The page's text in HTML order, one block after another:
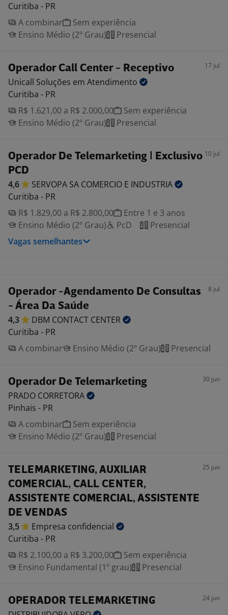
Curitiba - PR
A combinar
Sem experiência
Ensino Médio (2º Grau)
Presencial
Operador Call Center - Receptivo 17 jul
Unicall Soluções em Atendimento
Curitiba - PR
R$ 1.621,00 a R$ 2.000,00
Sem experiência
Ensino Médio (2º Grau)
Presencial
Operador De Telemarketing | Exclusivo
PCD
10 jul
4,6 SERVOPA SA COMERCIO E INDUSTRIA
Curitiba - PR
R$ 1.829,00 a R$ 2.800,00
Entre 1 e 3 anos
Ensino Médio (2º Grau)
PcD
Presencial
Vagas semelhantes
Operador -Agendamento De Consultas
- Área Da Saúde
8 jul
4,3 DBM CONTACT CENTER
Curitiba - PR
A combinar
Ensino Médio (2º Grau) Presencial
Operador De Telemarketing 30 jun
PRADO CORRETORA
Pinhais - PR
A combinar
Sem experiência
Ensino Médio (2º Grau)
Presencial
TELEMARKETING, AUXILIAR
COMERCIAL, CALL CENTER,
ASSISTENTE COMERCIAL, ASSISTENTE
DE VENDAS
25 jun
3,5 Empresa confidencial
Curitiba - PR
R$ 2.100,00 a R$ 3.200,00
Sem experiência
Ensino Fundamental (1º grau)
Presencial
OPERADOR TELEMARKETING 24 jun